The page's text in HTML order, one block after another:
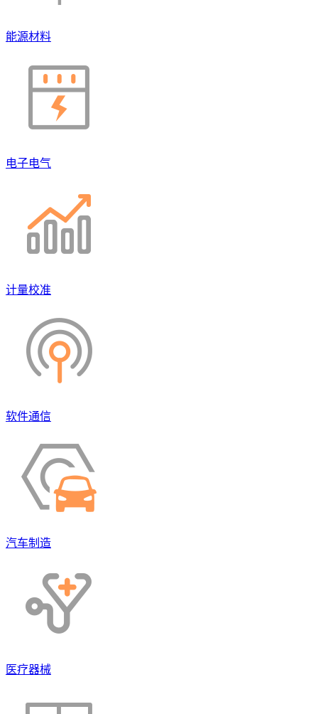
能源材料
电子电气
计量校准
软件通信
汽车制造
医疗器械